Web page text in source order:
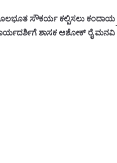
ಸೌಕರ್ಯ ಕಲ್ಪಿಸಲು ಕಂದಾಯ
ಶಾಸಕ ಅಶೋಕ್ ರೈ ಮನವಿ